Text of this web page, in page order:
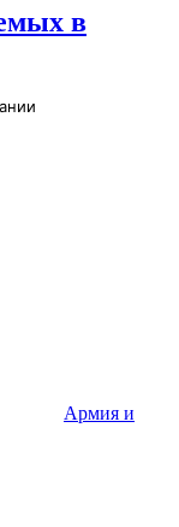
в
Армия и